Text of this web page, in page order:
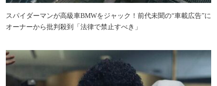
スパイダーマンが高級車BMWをジャック！前代未聞の“車載広告”に
オーナーから批判殺到「法律で禁止すべき」